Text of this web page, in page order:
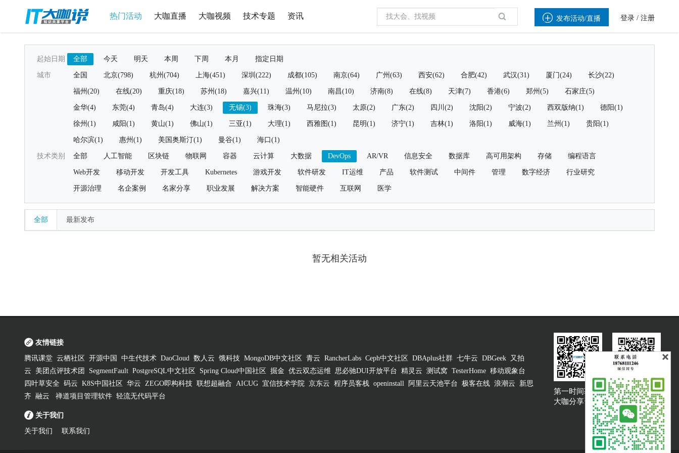
热门活动 大咖直播 大咖视频 技术专题 资讯  发布活动/直播 登录 / 注册
起始日期 全部 今天 明天 本周 下周 本月 指定日期
城市 全国 北京(798) 杭州(704) 上海(451) 深圳(222) 成都(105) 南京(64) 广州(63) 西安(62) 合肥(42) 武汉(31) 厦门(24) 长沙(22)
福州(20) 在线(20) 重庆(18) 苏州(18) 嘉兴(11) 温州(10) 南昌(10) 济南(8) 在线(8) 天津(7) 香港(6) 郑州(5) 石家庄(5)
金华(4) 东莞(4) 青岛(4) 大连(3) 无锡(3) 珠海(3) 马尼拉(3) 太原(2) 广东(2) 四川(2) 沈阳(2) 宁波(2) 西双版纳(1) 德阳(1)
徐州(1) 咸阳(1) 黄山(1) 佛山(1) 三亚(1) 大理(1) 西雅图(1) 昆明(1) 济宁(1) 吉林(1) 洛阳(1) 威海(1) 兰州(1) 贵阳(1)
哈尔滨(1) 惠州(1) 美国奥斯汀(1) 曼谷(1) 海口(1)
技术类别 全部 人工智能 区块链 物联网 容器 云计算 大数据 DevOps AR/VR 信息安全 数据库 高可用架构 存储 编程语言
Web开发 移动开发 开发工具 Kubernetes 游戏开发 软件研发 IT运维 产品 软件测试 中间件 管理 数字经济 行业研究
开源治理 名企案例 名家分享 职业发展 解决方案 智能硬件 互联网 医学
全部 最新发布
暂无相关活动
友情链接
腾讯课堂 云栖社区 开源中国 中生代技术 DaoCloud 数人云 饿科技 MongoDB中文社区 青云 RancherLabs Ceph中文社区 DBAplus社群 七牛云 DBGeek
又拍
云
美团点评技术团 SegmentFault PostgreSQL中文社区 Spring Cloud中国社区 掘金 优云双态运维 思必驰DUI开放平台 精灵云 测试窝 TesterHome 移动观象台
四叶草安全 码云 K8S中国社区 华云 ZEGO即构科技 联想超融合 AICUG 宜信技术学院 京东云 程序员客栈 openinstall 阿里云天池平台 极客在线 浪潮云
新思
齐 融云 禅道项目管理软件 轻流无代码平台
关于我们
关于我们 联系我们
第一时间获取
大咖分享资讯
大咖说吐槽客服